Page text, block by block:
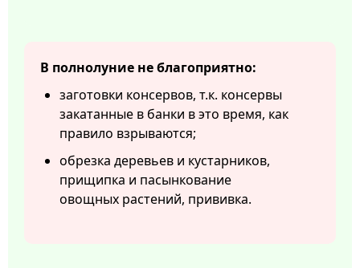
В полнолуние не благоприятно:
заготовки консервов, т.к. консервы
закатанные в банки в это время, как
правило взрываются;
обрезка деревьев и кустарников,
прищипка и пасынкование
овощных растений, прививка.